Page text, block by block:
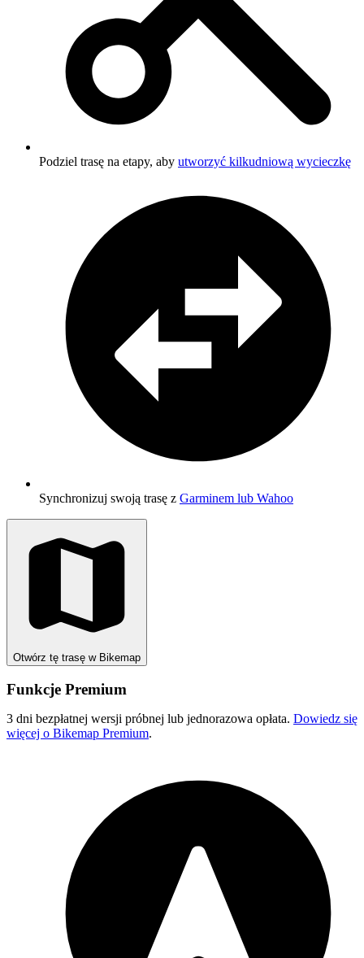
Podziel trasę na etapy, aby utworzyć kilkudniową wycieczkę
Synchronizuj swoją trasę z Garminem lub Wahoo
Otwórz tę trasę w Bikemap
Funkcje Premium
3 dni bezpłatnej wersji próbnej lub jednorazowa opłata. Dowiedz się
więcej o Bikemap Premium.